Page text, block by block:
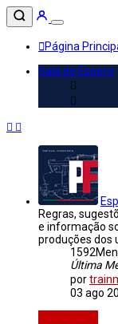
Página
Sala de Espera
Regras,
e informação
produções dos
1592
Última
por
03 ago